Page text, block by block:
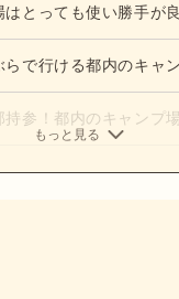
とっても使い勝手が良
らで行ける都内のキャ
持参！都内のキャンプ場
もっと見る